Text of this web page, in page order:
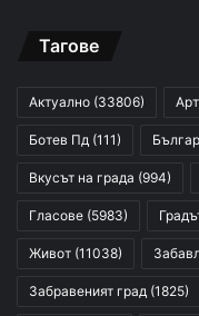
Тагове
Актуално (33806) Арт
Ботев Пд (111)
Вкусът на града (994)
Гласове (5983)
Живот (11038)
Забравеният град (1825)